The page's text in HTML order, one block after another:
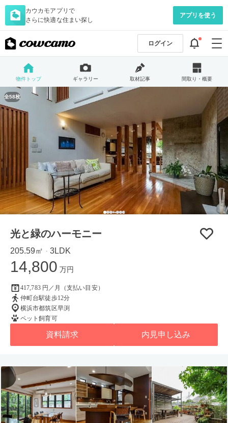
カウカモアプリで
さらに快適な住まい探し
アプリを使う
ログイン
物件トップ ギャラリー 取材記事 間取り・概要
全58枚
光と緑のハーモニー
205.59㎡ ・ 3LDK
14,800 万円
417,783 円／月（支払い目安）
仲町台駅徒歩12分
横浜市都筑区早渕
ペット飼育可
資料請求 内見申し込み